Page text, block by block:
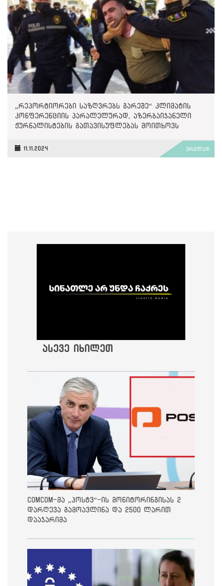
„რეპორტიორები საზღვრებს გარეშე“ კლიმატის
კონფერენციის პარალელურად, აზერბაიჯანელი
ჟურნალისტების გათავისუფლებას მოითხოვს
11.11.2024 ვრცლად
ასევე იხილეთ
ComCom-მა „პოსტვ“-ის მონიტორინგისას 2
დარღევა გამოავლინა და 2500 ლარით
დააჯარიმა